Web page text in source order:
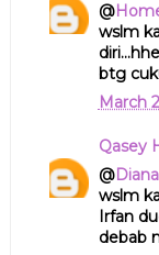
@
wslm
btg
March
Qasey
@
wslm
Irfan
debab